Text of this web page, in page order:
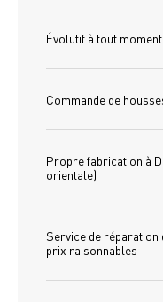
Évolutif à tout moment
Commande de
Propre fabrication à
orientale)
Service de réparation
prix raisonnables